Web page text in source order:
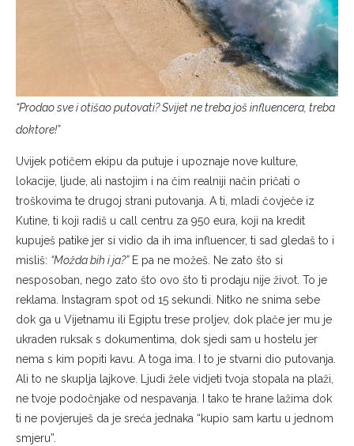
“Prodao sve i otišao putovati? Svijet ne treba još influencera, treba
doktore!”
Uvijek potičem ekipu da putuje i upoznaje nove kulture,
lokacije, ljude, ali nastojim i na čim realniji način pričati o
troškovima te drugoj strani putovanja. A ti, mladi čovječe iz
Kutine, ti koji radiš u call centru za 950 eura, koji na kredit
kupuješ patike jer si vidio da ih ima influencer, ti sad gledaš to i
misliš: “Možda bih i ja?”E pa ne možeš. Ne zato što si
nesposoban, nego zato što ovo što ti prodaju nije život. To je
reklama. Instagram spot od 15 sekundi. Nitko ne snima sebe
dok ga u Vijetnamu ili Egiptu trese proljev, dok plače jer mu je
ukraden ruksak s dokumentima, dok sjedi sam u hostelu jer
nema s kim popiti kavu. A toga ima. I to je stvarni dio putovanja.
Ali to ne skuplja lajkove. Ljudi žele vidjeti tvoja stopala na plaži,
ne tvoje podočnjake od nespavanja. I tako te hrane lažima dok
ti ne povjeruješ da je sreća jednaka “kupio sam kartu u jednom
smjeru”.